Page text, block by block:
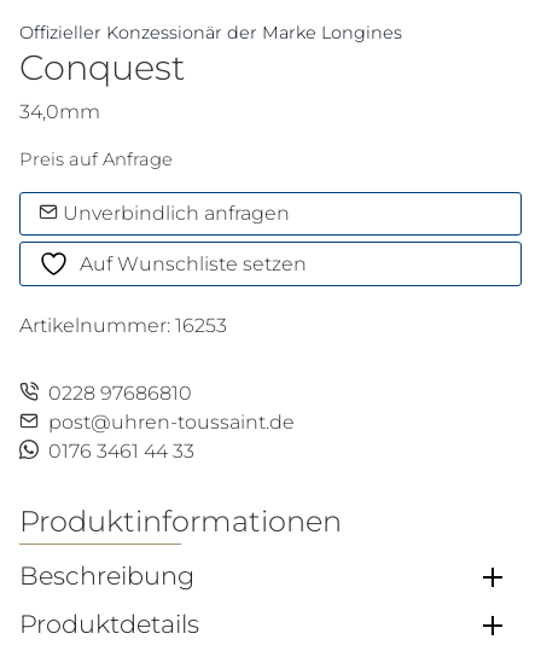
Offizieller Konzessionär der Marke Longines
Conquest
34,0mm
Preis auf Anfrage
Unverbindlich anfragen
Auf Wunschliste setzen
Artikelnummer: 16253
0228 97686810
post@uhren-toussaint.de
0176 3461 44 33
Produktinformationen
Beschreibung
Produktdetails